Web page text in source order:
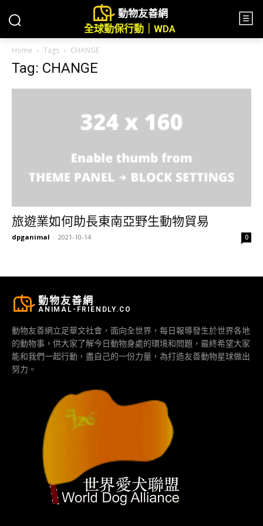
動物友善網
全球動保行動｜WDA
Home Tags CHANGE
Tag: CHANGE
旅遊業如何助長東南亞野生動物貿易
dpganimal - 2021-10-14 0
動物友善網
ANIMAL-FRIENDLY.CO
動物友善網立足華文社會，面向全世界，每日報導發生於世界各地
的動物事，供大家了解今日動物身處的環境和問題，最終希望大家
能和我們一起行動，盡自己的一份力量，為打造友善動物星球做出
努力。